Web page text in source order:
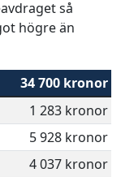
så
högre än
34 700 kronor
1 283 kronor
5 928 kronor
4 037 kronor